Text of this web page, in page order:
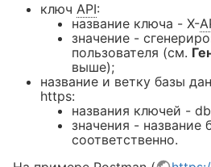
ключAPI:
название ключа - X-
значение -
пользователя (см.
выше);
название и ветку базы
https:
названия ключей -
значения - название
соответственно.